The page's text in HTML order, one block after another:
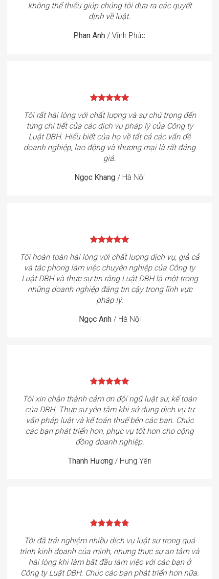
không thể thiếu giúp chúng tôi đưa ra các quyết
định về luật.
Phan Anh / Vĩnh Phúc
Tôi rất hài lòng với chất lượng và sự chú trọng đến
từng chi tiết của các dịch vụ pháp lý của Công ty
Luật DBH. Hiểu biết của họ về tất cả các vấn đề
doanh nghiệp, lao động và thương mại là rất đáng
giá.
Ngọc Khang / Hà Nội
Tôi hoàn toàn hài lòng với chất lượng dịch vụ, giả cả
và tác phong làm việc chuyên nghiệp của Công ty
Luật DBH và thực sự tin rằng Luật DBH là một trong
những doanh nghiệp đáng tin cậy trong lĩnh vực
pháp lý.
Ngọc Anh / Hà Nội
Tôi xin chân thành cảm ơn đội ngũ luật sư, kế toán
của DBH. Thực sự yên tâm khi sử dụng dịch vụ tư
vấn pháp luật và kế toán thuế bên các bạn. Chúc
các bạn phát triển hơn, phục vụ tốt hơn cho cộng
đồng doanh nghiệp.
Thanh Hương / Hưng Yên
Tôi đã trải nghiệm nhiều dịch vụ luật sư trong quá
trình kinh doanh của mình, nhưng thực sự an tâm và
hài lòng khi làm bắt đầu làm việc với các bạn ở
Công ty Luật DBH. Chúc các bạn phát triển hơn nữa.